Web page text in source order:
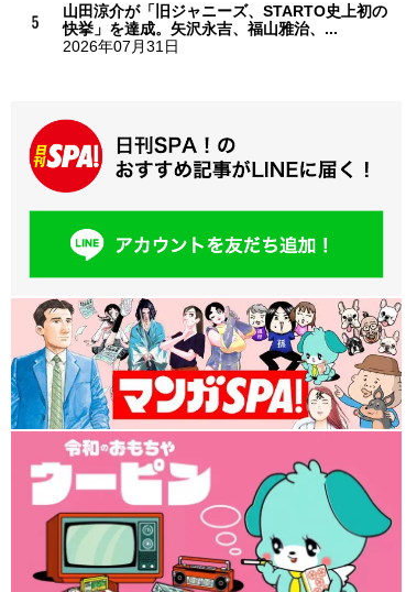
山田涼介が「旧ジャニーズ、STARTO史上初の
快挙」を達成。矢沢永吉、福山雅治、...
2026年07月31日